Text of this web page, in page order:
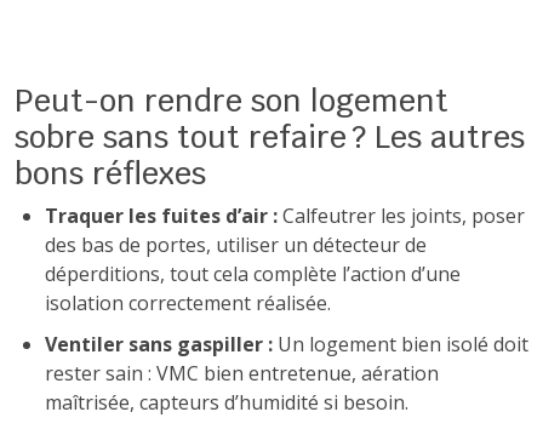
Peut-on rendre son logement
sobre sans tout refaire ? Les autres
bons réflexes
Traquer les fuites d’air :Calfeutrer les joints, poser
des bas de portes, utiliser un détecteur de
déperditions, tout cela complète l’action d’une
isolation correctement réalisée.
Ventiler sans gaspiller : Un logement bien isolé doit
rester sain : VMC bien entretenue, aération
maîtrisée, capteurs d’humidité si besoin.